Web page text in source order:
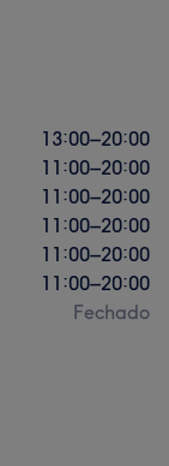
13:00–20:00
11:00–20:00
11:00–20:00
11:00–20:00
11:00–20:00
11:00–20:00
Fechado